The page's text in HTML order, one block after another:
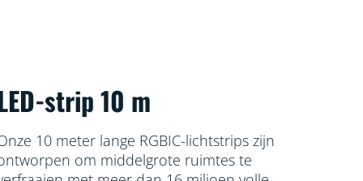
strip 10 m
10 meter lange RGBIC-lichtstrips zijn
om middelgrote ruimtes te